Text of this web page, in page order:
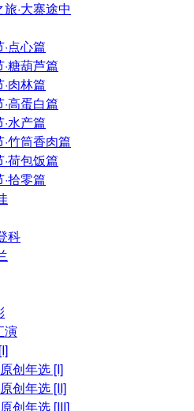
·大寨途中
点心篇
糖葫芦篇
肉林篇
高蛋白篇
水产篇
竹筒香肉篇
荷包饭篇
拾零篇
科
演
创年选 [I]
创年选 [II]
创年选 [III]